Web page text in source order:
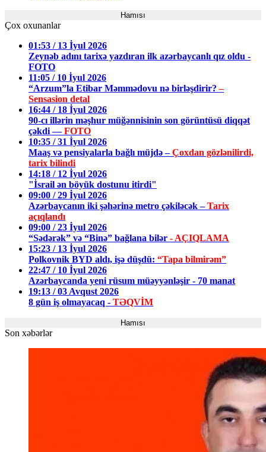
Hamısı
Çox oxunanlar
01:53 / 13 İyul 2026
Zeynəb adını tarixə yazdıran ilk azərbaycanlı qız oldu -
FOTO
11:05 / 10 İyul 2026
“Arzum”la Etibar Məmmədovu nə birləşdirir?–
Sensasion detal
16:44 / 18 İyul 2026
90-cı illərin məşhur müğənnisinin son görüntüsü diqqət
çəkdi —FOTO
10:35 / 31 İyul 2026
Maaş və pensiyalarla bağlı müjdə –Çoxdan gözlənilirdi,
tarix bilindi
14:18 / 12 İyul 2026
"İsrail ən böyük dostunu itirdi"
09:00 / 29 İyul 2026
Azərbaycanın iki şəhərinə metro çəkiləcək –Tarix
açıqlandı
09:00 / 23 İyul 2026
“Sədərək” və “Binə” bağlana bilər - AÇIQLAMA
15:23 / 13 İyul 2026
Polkovnik BYD aldı, işə düşdü: “Tapa bilmirəm”
22:47 / 10 İyul 2026
Azərbaycanda yeni rüsum müəyyənləşir - 70 manat
19:13 / 03 Avqust 2026
8 gün iş olmayacaq - TƏQVİM
Hamısı
Son xəbərlər